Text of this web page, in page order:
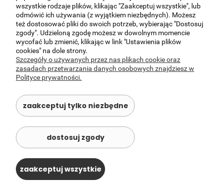
Okolice Warszawy i z podnośnikiem (150,00-
300,00)(UWAGA - Ceny indywidualne,
prosimy o kontakt )
0,00 zł
Odbiór osobisty -(Al Krakowska 37, Janki 05-
090 )
O NAS
OBSŁUGA KLIENTA
POMOC
MOJE KONTO
wszystkie rodzaje plików, klikając "Zaakceptuj wszystkie", lub
odmówić ich używania (z wyjątkiem niezbędnych). Możesz
też dostosować pliki do swoich potrzeb, wybierając "Dostosuj
zgody". Udzieloną zgodę możesz w dowolnym momencie
wycofać lub zmienić, klikając w link "Ustawienia plików
cookies" na dole strony.
Szczegóły o używanych przez nas plikach cookie oraz
zasadach przetwarzania danych osobowych znajdziesz w
Polityce prywatności.
zaakceptuj tylko niezbędne
dostosuj zgody
zaakceptuj wszystkie